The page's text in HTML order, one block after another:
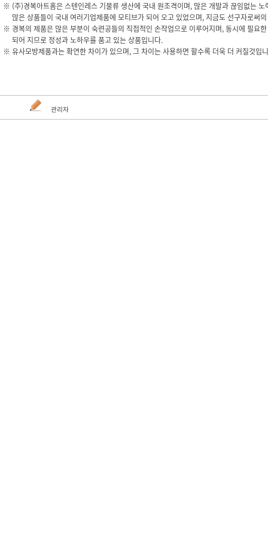
※ (주)경복아트홈은 스텐인레스 기물류 생산에 국내 원조격이며, 많은 개발과 끊임없는
많은 상품들이 국내 여러기업제품에 모티브가 되어 오고 있었으며, 지금도 선구자로써
※ 경복의 제품은 많은 부분이 숙련공들의 직접적인 손작업으로 이루어지며, 동시에 필요
되어 지므로 정성과 노하우를 품고 있는 상품입니다.​
※ 유사모방제품과는 확연한 차이가 있으며, 그 차이는 사용하면 할수록 더욱 더 커질것입
관리자